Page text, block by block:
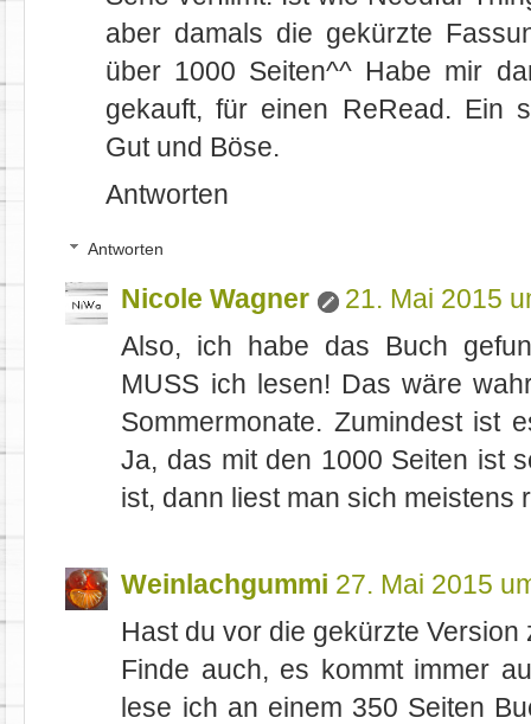
aber damals die gekürzte
über 1000 Seiten^^ Habe mir
gekauft, für einen ReRead. Ein
Gut und Böse.
Antworten
Antworten
Nicole Wagner
21. Mai 2015
Also, ich habe das Buch
MUSS ich lesen! Das wäre
Sommermonate. Zumindest ist
Ja, das mit den 1000 Seiten ist
ist, dann liest man sich meistens
Weinlachgummi 27. Mai 2015
Hast du vor die gekürzte Version
Finde auch, es kommt immer
lese ich an einem 350 Seiten